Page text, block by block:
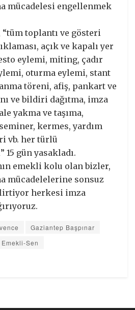
mücadelesi engellenmek
toplantı ve gösteri
açık ve kapalı yer
eylemi, miting, çadır
oturma eylemi, stant
töreni, afiş, pankart ve
ve bildiri dağıtma, imza
yakma ve taşıma,
kermes, yardım
vb. her türlü
gün yasakladı.
emekli kolu olan bizler,
mücadelelerine sonsuz
herkesi imza
Gaziantep Başpınar
Emekli-Sen